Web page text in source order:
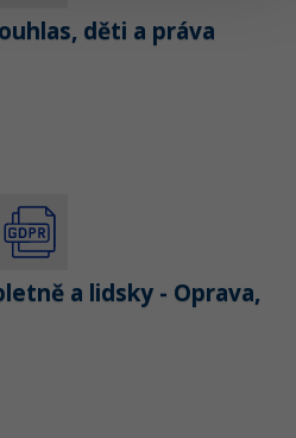
děti a práva
a lidsky - Oprava,